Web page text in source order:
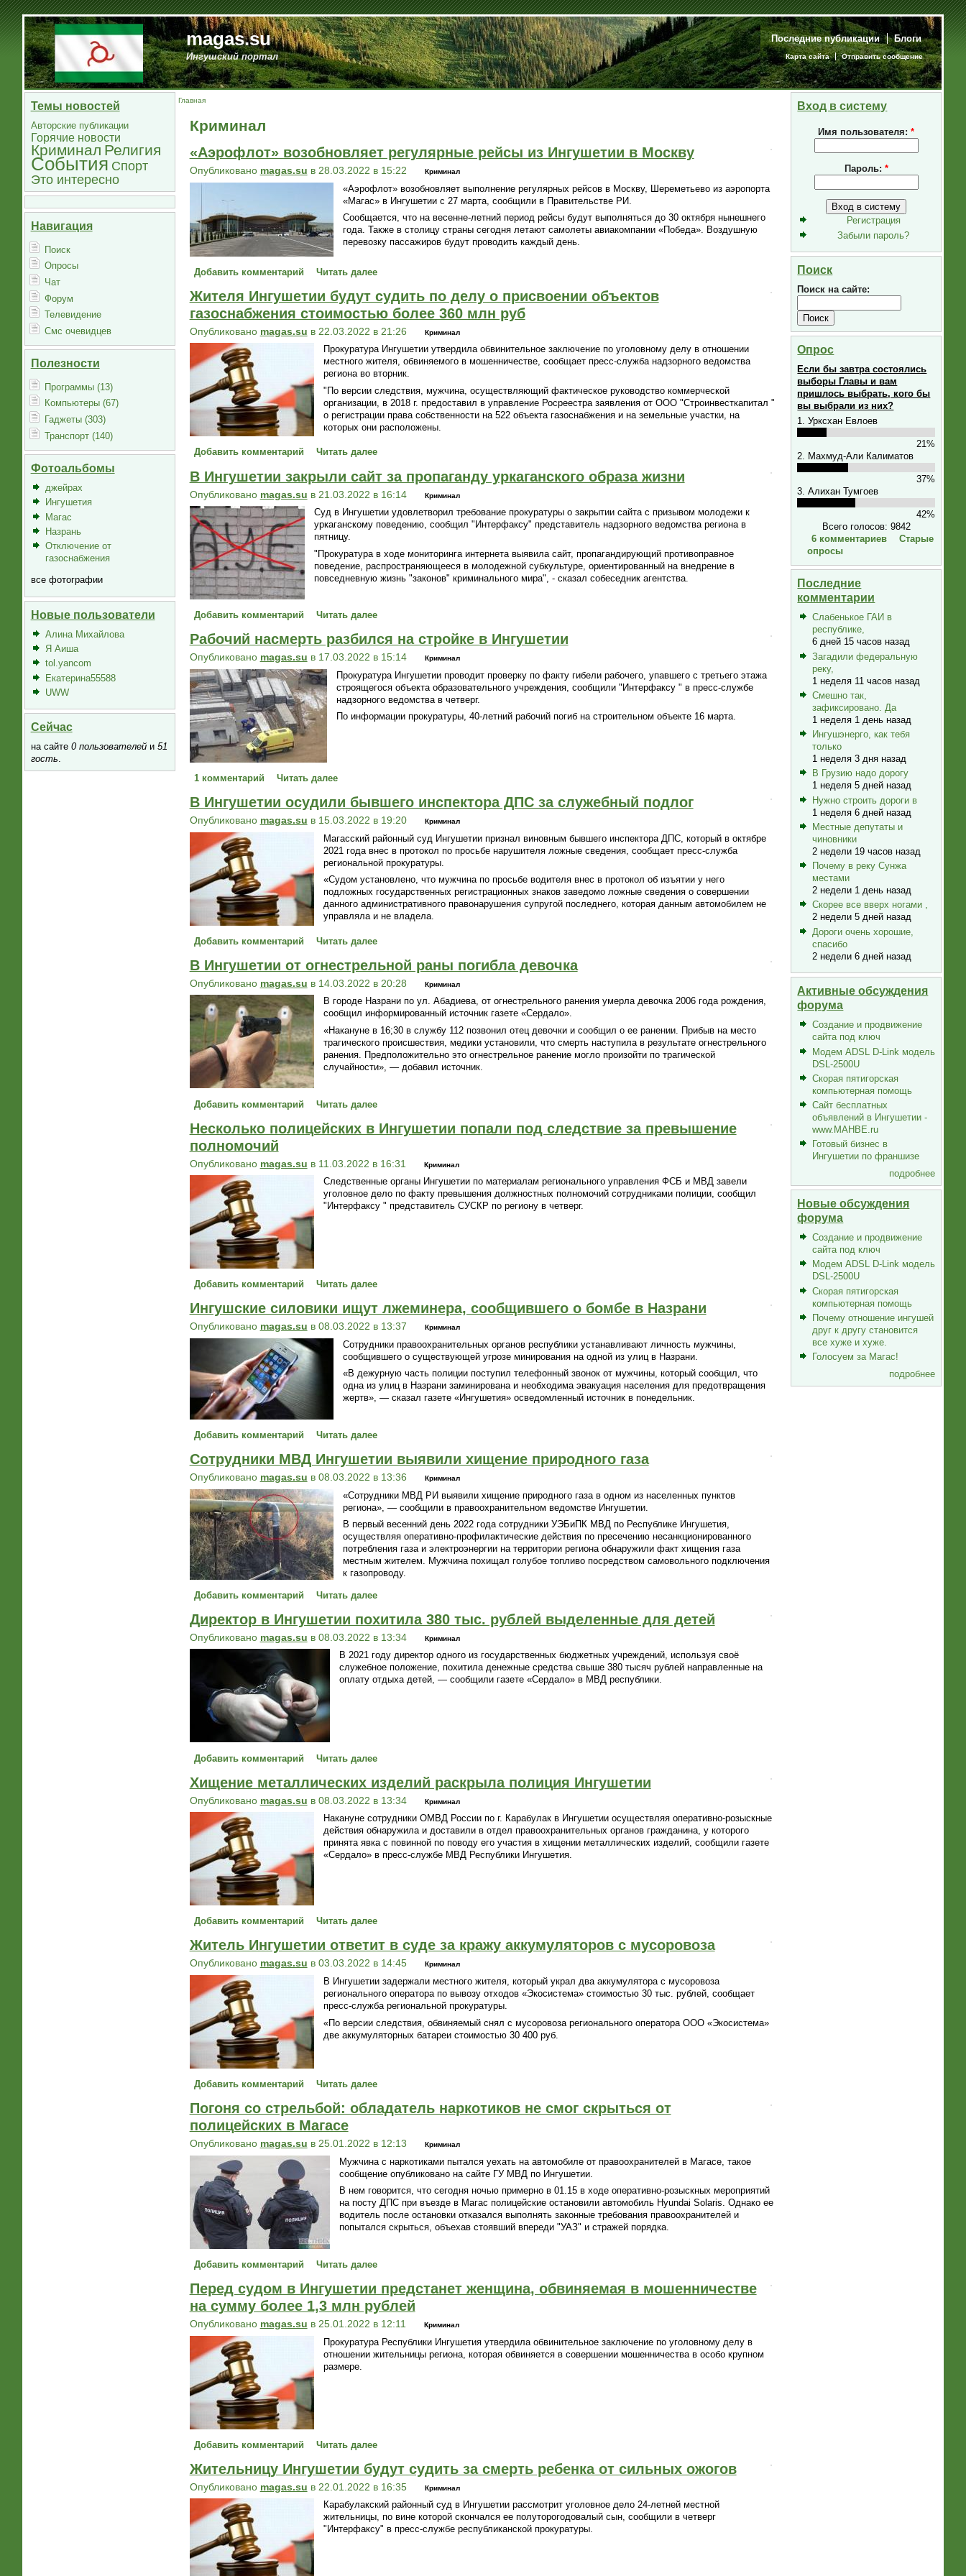
magas.su
Ингушский портал
Последние публикации Блоги
Карта сайта Отправить сообщение
Темы новостей
Авторские публикации
Горячие новости
Криминал Религия
События Спорт
Это интересно
Навигация
Поиск
Опросы
Чат
Форум
Телевидение
Смс очевидцев
Полезности
Программы (13)
Компьютеры (67)
Гаджеты (303)
Транспорт (140)
Фотоальбомы
джейрах
Ингушетия
Магас
Назрань
Отключение от
газоснабжения
все фотографии
Новые пользователи
Алина Михайлова
Я Аиша
tol.yancom
Екатерина55588
UWW
Сейчас
на сайте 0 пользователейи 51
гость.
Главная
Криминал
«Аэрофлот» возобновляет регулярные рейсы из Ингушетии в Москву
Опубликовано magas.su в 28.03.2022 в 15:22 Криминал
«Аэрофлот» возобновляет выполнение регулярных рейсов в Москву, Шереметьево из аэропорта
«Магас» в Ингушетии с 27 марта, сообщили в Правительстве РИ.
Сообщается, что на весенне-летний период рейсы будут выполняться до 30 октября нынешнего
года. Также в столицу страны сегодня летают самолеты авиакомпании «Победа». Воздушную
перевозку пассажиров будут проводить каждый день.
Добавить комментарий Читать далее
Жителя Ингушетии будут судить по делу о присвоении объектов
газоснабжения стоимостью более 360 млн руб
Опубликовано magas.su в 22.03.2022 в 21:26 Криминал
Прокуратура Ингушетии утвердила обвинительное заключение по уголовному делу в отношении
местного жителя, обвиняемого в мошенничестве, сообщает пресс-служба надзорного ведомства
региона во вторник.
"По версии следствия, мужчина, осуществляющий фактическое руководство коммерческой
организации, в 2018 г. предоставил в управление Росреестра заявления от ООО "Строинвесткапитал "
о регистрации права собственности на 522 объекта газоснабжения и на земельные участки, на
которых они расположены.
Добавить комментарий Читать далее
В Ингушетии закрыли сайт за пропаганду уркаганского образа жизни
Опубликовано magas.su в 21.03.2022 в 16:14 Криминал
Суд в Ингушетии удовлетворил требование прокуратуры о закрытии сайта с призывом молодежи к
уркаганскому поведению, сообщил "Интерфаксу" представитель надзорного ведомства региона в
пятницу.
"Прокуратура в ходе мониторинга интернета выявила сайт, пропагандирующий противоправное
поведение, распространяющееся в молодежной субкультуре, ориентированный на внедрение в
повседневную жизнь "законов" криминального мира", - сказал собеседник агентства.
Добавить комментарий Читать далее
Рабочий насмерть разбился на стройке в Ингушетии
Опубликовано magas.su в 17.03.2022 в 15:14 Криминал
Прокуратура Ингушетии проводит проверку по факту гибели рабочего, упавшего с третьего этажа
строящегося объекта образовательного учреждения, сообщили "Интерфаксу " в пресс-службе
надзорного ведомства в четверг.
По информации прокуратуры, 40-летний рабочий погиб на строительном объекте 16 марта.
1 комментарий Читать далее
В Ингушетии осудили бывшего инспектора ДПС за служебный подлог
Опубликовано magas.su в 15.03.2022 в 19:20 Криминал
Магасский районный суд Ингушетии признал виновным бывшего инспектора ДПС, который в октябре
2021 года внес в протокол по просьбе нарушителя ложные сведения, сообщает пресс-служба
региональной прокуратуры.
«Судом установлено, что мужчина по просьбе водителя внес в протокол об изъятии у него
подложных государственных регистрационных знаков заведомо ложные сведения о совершении
данного административного правонарушения супругой последнего, которая данным автомобилем не
управляла и не владела.
Добавить комментарий Читать далее
В Ингушетии от огнестрельной раны погибла девочка
Опубликовано magas.su в 14.03.2022 в 20:28 Криминал
В городе Назрани по ул. Абадиева, от огнестрельного ранения умерла девочка 2006 года рождения,
сообщил информированный источник газете «Сердало».
«Накануне в 16;30 в службу 112 позвонил отец девочки и сообщил о ее ранении. Прибыв на место
трагического происшествия, медики установили, что смерть наступила в результате огнестрельного
ранения. Предположительно это огнестрельное ранение могло произойти по трагической
случайности», — добавил источник.
Добавить комментарий Читать далее
Несколько полицейских в Ингушетии попали под следствие за превышение
полномочий
Опубликовано magas.su в 11.03.2022 в 16:31 Криминал
Следственные органы Ингушетии по материалам регионального управления ФСБ и МВД завели
уголовное дело по факту превышения должностных полномочий сотрудниками полиции, сообщил
"Интерфаксу " представитель СУСКР по региону в четверг.
Добавить комментарий Читать далее
Ингушские силовики ищут лжеминера, сообщившего о бомбе в Назрани
Опубликовано magas.su в 08.03.2022 в 13:37 Криминал
Сотрудники правоохранительных органов республики устанавливают личность мужчины,
сообщившего о существующей угрозе минирования на одной из улиц в Назрани.
«В дежурную часть полиции поступил телефонный звонок от мужчины, который сообщил, что
одна из улиц в Назрани заминирована и необходима эвакуация населения для предотвращения
жертв», — сказал газете «Ингушетия» осведомленный источник в понедельник.
Добавить комментарий Читать далее
Сотрудники МВД Ингушетии выявили хищение природного газа
Опубликовано magas.su в 08.03.2022 в 13:36 Криминал
«Сотрудники МВД РИ выявили хищение природного газа в одном из населенных пунктов
региона», — сообщили в правоохранительном ведомстве Ингушетии.
В первый весенний день 2022 года сотрудники УЭБиПК МВД по Республике Ингушетия,
осуществляя оперативно-профилактические действия по пресечению несанкционированного
потребления газа и электроэнергии на территории региона обнаружили факт хищения газа
местным жителем. Мужчина похищал голубое топливо посредством самовольного подключения
к газопроводу.
Добавить комментарий Читать далее
Директор в Ингушетии похитила 380 тыс. рублей выделенные для детей
Опубликовано magas.su в 08.03.2022 в 13:34 Криминал
В 2021 году директор одного из государственных бюджетных учреждений, используя своё
служебное положение, похитила денежные средства свыше 380 тысяч рублей направленные на
оплату отдыха детей, — сообщили газете «Сердало» в МВД республики.
Добавить комментарий Читать далее
Хищение металлических изделий раскрыла полиция Ингушетии
Опубликовано magas.su в 08.03.2022 в 13:34 Криминал
Накануне сотрудники ОМВД России по г. Карабулак в Ингушетии осуществляя оперативно-розыскные
действия обнаружила и доставили в отдел правоохранительных органов гражданина, у которого
принята явка с повинной по поводу его участия в хищении металлических изделий, сообщили газете
«Сердало» в пресс-службе МВД Республики Ингушетия.
Добавить комментарий Читать далее
Житель Ингушетии ответит в суде за кражу аккумуляторов с мусоровоза
Опубликовано magas.su в 03.03.2022 в 14:45 Криминал
В Ингушетии задержали местного жителя, который украл два аккумулятора с мусоровоза
регионального оператора по вывозу отходов «Экосистема» стоимостью 30 тыс. рублей, сообщает
пресс-служба региональной прокуратуры.
«По версии следствия, обвиняемый снял с мусоровоза регионального оператора ООО «Экосистема»
две аккумуляторных батареи стоимостью 30 400 руб.
Добавить комментарий Читать далее
Погоня со стрельбой: обладатель наркотиков не смог скрыться от
полицейских в Магасе
Опубликовано magas.su в 25.01.2022 в 12:13 Криминал
Мужчина с наркотиками пытался уехать на автомобиле от правоохранителей в Магасе, такое
сообщение опубликовано на сайте ГУ МВД по Ингушетии.
В нем говорится, что сегодня ночью примерно в 01.15 в ходе оперативно-розыскных мероприятий
на посту ДПС при въезде в Магас полицейские остановили автомобиль Hyundai Solaris. Однако ее
водитель после остановки отказался выполнять законные требования правоохранителей и
попытался скрыться, объехав стоявший впереди "УАЗ" и стражей порядка.
Добавить комментарий Читать далее
Перед судом в Ингушетии предстанет женщина, обвиняемая в мошенничестве
на сумму более 1,3 млн рублей
Опубликовано magas.su в 25.01.2022 в 12:11 Криминал
Прокуратура Республики Ингушетия утвердила обвинительное заключение по уголовному делу в
отношении жительницы региона, которая обвиняется в совершении мошенничества в особо крупном
размере.
Добавить комментарий Читать далее
Жительницу Ингушетии будут судить за смерть ребенка от сильных ожогов
Опубликовано magas.su в 22.01.2022 в 16:35 Криминал
Карабулакский районный суд в Ингушетии рассмотрит уголовное дело 24-летней местной
жительницы, по вине которой скончался ее полуторогодовалый сын, сообщили в четверг
"Интерфаксу" в пресс-службе республиканской прокуратуры.
Вход в систему
Имя пользователя:*
Пароль: *
Регистрация
Забыли пароль?
Поиск
Поиск на сайте:
Опрос
Если бы завтра состоялись
выборы Главы и вам
пришлось выбрать, кого бы
вы выбрали из них?
1. Урксхан Евлоев
21%
2. Махмуд-Али Калиматов
37%
3. Алихан Тумгоев
42%
Всего голосов: 9842
6 комментариев
Старые
опросы
Последние
комментарии
Слабенькое ГАИ в
республике,
6 дней 15 часов назад
Загадили федеральную
реку,
1 неделя 11 часов назад
Смешно так,
зафиксировано. Да
1 неделя 1 день назад
Ингушэнерго, как тебя
только
1 неделя 3 дня назад
В Грузию надо дорогу
1 неделя 5 дней назад
Нужно строить дороги в
1 неделя 6 дней назад
Местные депутаты и
чиновники
2 недели 19 часов назад
Почему в реку Сунжа
местами
2 недели 1 день назад
Скорее все вверх ногами ,
2 недели 5 дней назад
Дороги очень хорошие,
спасибо
2 недели 6 дней назад
Активные обсуждения
форума
Создание и продвижение
сайта под ключ
Модем ADSL D-Link модель
DSL-2500U
Скорая пятигорская
компьютерная помощь
Сайт бесплатных
объявлений в Ингушетии -
www.MAHBE.ru
Готовый бизнес в
Ингушетии по франшизе
подробнее
Новые обсуждения
форума
Создание и продвижение
сайта под ключ
Модем ADSL D-Link модель
DSL-2500U
Скорая пятигорская
компьютерная помощь
Почему отношение ингушей
друг к другу становится
все хуже и хуже.
Голосуем за Магас!
подробнее